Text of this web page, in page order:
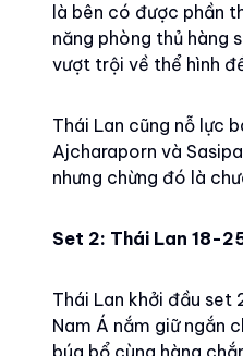
là bên có được phần
năng phòng thủ hàng
vượt trội về thể hình
Thái Lan cũng nỗ lực
Ajcharaporn và
nhưng chừng đó là
Set 2: Thái Lan 18-
Thái Lan khởi đầu set
Nam Á nắm giữ ngắn
búa bổ cùng hàng